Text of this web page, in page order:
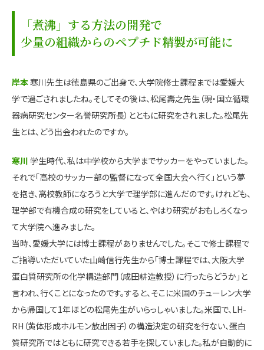
「煮沸」する方法の開発で
少量の組織からのペプチド精製が可能に
岸本寒川先生は徳島県のご出身で、大学院修士課程までは愛媛大
学で過ごされましたね。そしてその後は、松尾壽之先生（現・国立循環
器病研究センター名誉研究所長）とともに研究をされました。松尾先
生とは、どう出会われたのですか。
寒川 学生時代、私は中学校から大学までサッカーをやっていました。
それで「高校のサッカー部の監督になって全国大会へ行く」という夢
を抱き、高校教師になろうと大学で理学部に進んだのです。けれども、
理学部で有機合成の研究をしていると、やはり研究がおもしろくなっ
て大学院へ進みました。
当時、愛媛大学には博士課程がありませんでした。そこで修士課程で
ご指導いただいていた山崎信行先生から「博士課程では、大阪大学
蛋白質研究所の化学構造部門（成田耕造教授）に行ったらどうか」と
言われ、行くことになったのです。すると、そこに米国のチューレン大学
から帰国して1年ほどの松尾先生がいらっしゃいました。米国で、LH-
RH（黄体形成ホルモン放出因子）の構造決定の研究を行ない、蛋白
質研究所ではともに研究できる若手を探していました。私が自動的に